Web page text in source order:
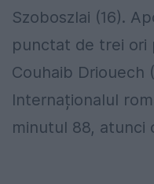
Szoboszlai (16).
punctat de trei ori
Couhaib Driouech
Internaționalul
minutul 88, atunci